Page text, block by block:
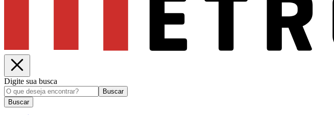
Digite sua busca
Buscar
Buscar